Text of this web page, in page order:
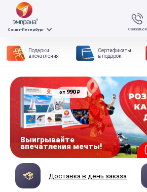
Связаться
Санкт-Петербург
Подарки
впечатления
Сертификаты
в подарок
от 990₽
Выигрывайте
впечатления мечты!
Доставка в день заказа